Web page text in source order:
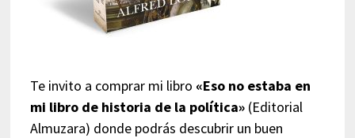
Te invito a comprar mi libro «Eso no estaba en
mi libro de historia de la política»(Editorial
Almuzara) donde podrás descubrir un buen